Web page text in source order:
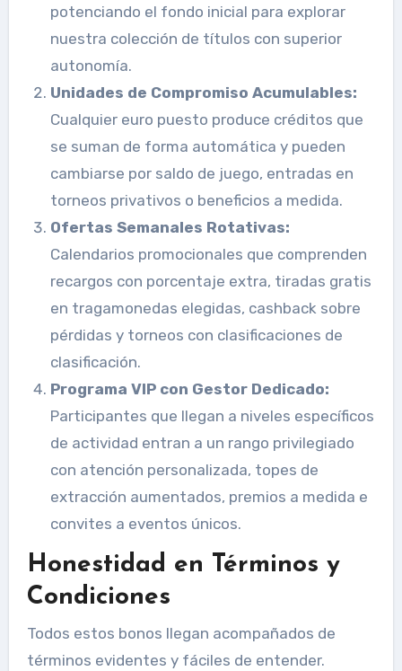
potenciando el fondo inicial para explorar
nuestra colección de títulos con superior
autonomía.
Unidades de Compromiso Acumulables:
Cualquier euro puesto produce créditos que
se suman de forma automática y pueden
cambiarse por saldo de juego, entradas en
torneos privativos o beneficios a medida.
Ofertas Semanales Rotativas:
Calendarios promocionales que comprenden
recargos con porcentaje extra, tiradas gratis
en tragamonedas elegidas, cashback sobre
pérdidas y torneos con clasificaciones de
clasificación.
Programa VIP con Gestor Dedicado:
Participantes que llegan a niveles específicos
de actividad entran a un rango privilegiado
con atención personalizada, topes de
extracción aumentados, premios a medida e
convites a eventos únicos.
Honestidad en Términos y
Condiciones
Todos estos bonos llegan acompañados de
términos evidentes y fáciles de entender.